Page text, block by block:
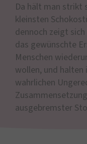
Da hält man strikt
kleinsten
dennoch zeigt
das gewünschte
Menschen
wollen, und halten
wahrlichen
ausgebremster